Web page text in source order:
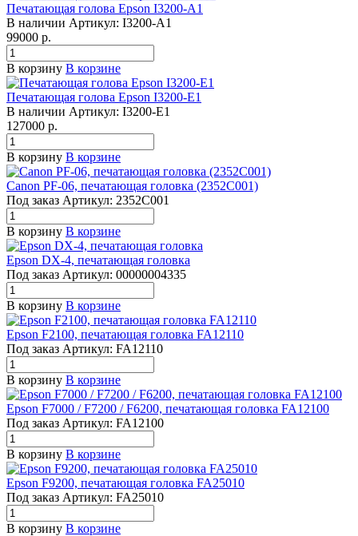
Печатающая голова Epson I3200-A1
В наличии Артикул: I3200-A1
99000 р.
В корзину В корзине
Печатающая голова Epson I3200-E1
В наличии Артикул: I3200-E1
127000 р.
В корзину В корзине
Canon PF-06, печатающая головка (2352C001)
Под заказ Артикул: 2352C001
В корзину В корзине
Epson DX-4, печатающая головка
Под заказ Артикул: 00000004335
В корзину В корзине
Epson F2100, печатающая головка FA12110
Под заказ Артикул: FA12110
В корзину В корзине
Epson F7000 / F7200 / F6200, печатающая головка FA12100
Под заказ Артикул: FA12100
В корзину В корзине
Epson F9200, печатающая головка FA25010
Под заказ Артикул: FA25010
В корзину В корзине